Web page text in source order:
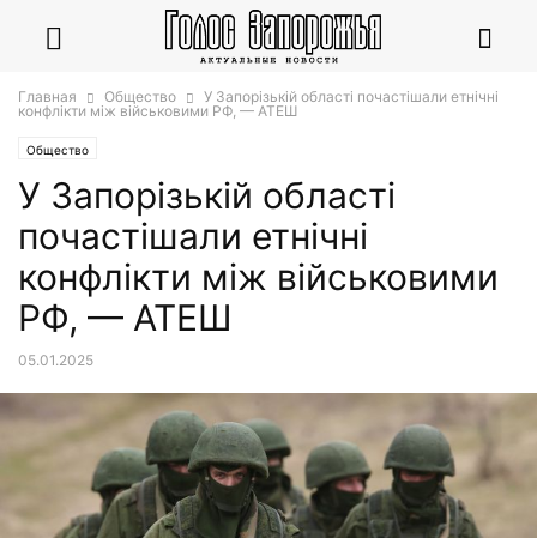
Главная Общество
У Запорізькій області почастішали етнічні
конфлікти між військовими РФ, — АТЕШ
Общество
У Запорізькій області
почастішали етнічні
конфлікти між військовими
РФ, — АТЕШ
05.01.2025